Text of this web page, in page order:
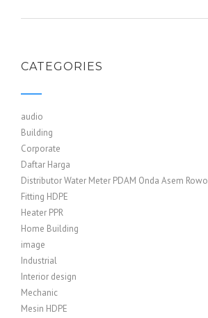
CATEGORIES
audio
Building
Corporate
Daftar Harga
Distributor Water Meter PDAM Onda Asem Rowo
Fitting HDPE
Heater PPR
Home Building
image
Industrial
Interior design
Mechanic
Mesin HDPE